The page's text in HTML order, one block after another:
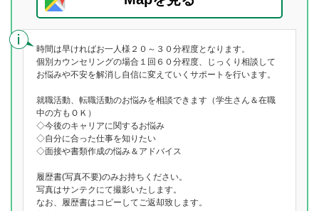
時間は早ければお一人様２０～３０分程度となります。
個別カウンセリングの場合１回６０分程度、じっくり相談して
お悩みや不安を解消し自信に変えていくサポートを行います。
就職活動、転職活動のお悩みを相談できます（学生さん＆在職
中の方もＯＫ）
◇今後のキャリアに関するお悩み
◇自分に合った仕事を知りたい
◇面接や書類作成の悩み＆アドバイス
履歴書(写真不要)のみお持ちください。
写真はサンテクにて撮影いたします。
なお、履歴書はコピーしてご返却致します。